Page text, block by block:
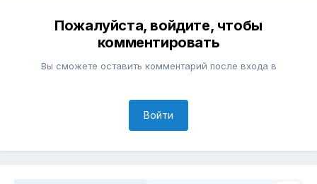
Пожалуйста, войдите, чтобы
комментировать
Вы сможете оставить комментарий после входа в
Войти